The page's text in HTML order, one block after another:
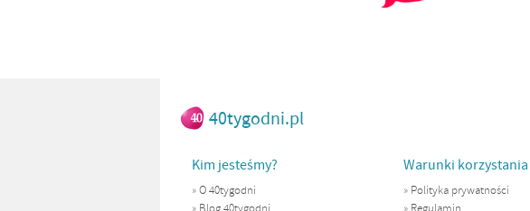
40tygodni.pl
Kim jesteśmy?
»O 40tygodni
Warunki korzystania
» Polityka prywatności